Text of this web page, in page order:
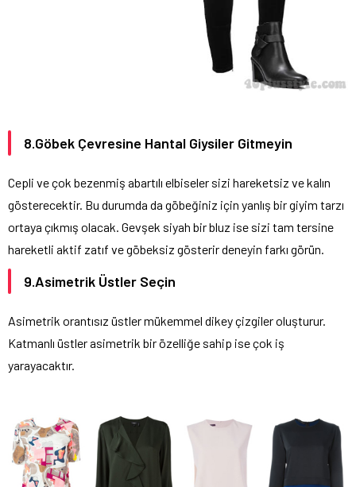
8.Göbek Çevresine Hantal Giysiler Gitmeyin
Cepli ve çok bezenmiş abartılı elbiseler sizi hareketsiz ve kalın
gösterecektir. Bu durumda da göbeğiniz için yanlış bir giyim tarzı
ortaya çıkmış olacak. Gevşek siyah bir bluz ise sizi tam tersine
hareketli aktif zatıf ve göbeksiz gösterir deneyin farkı görün.
9.Asimetrik Üstler Seçin
Asimetrik orantısız üstler mükemmel dikey çizgiler oluşturur.
Katmanlı üstler asimetrik bir özelliğe sahip ise çok iş
yarayacaktır.